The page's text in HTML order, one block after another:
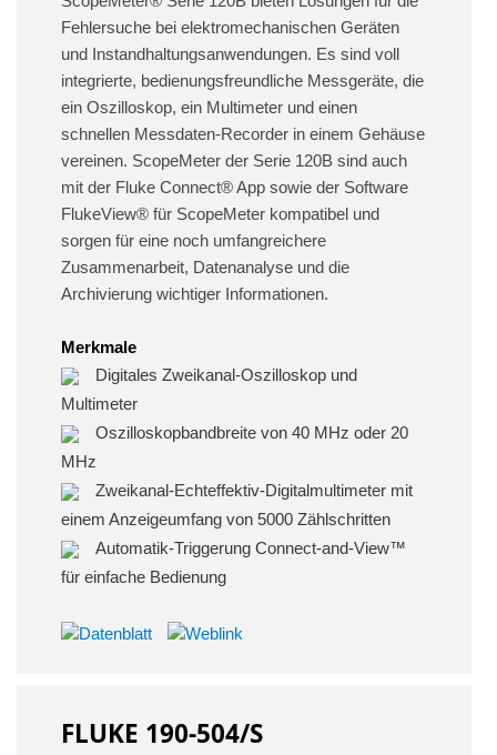
Fehlersuche bei elektromechanischen Geräten
und Instandhaltungsanwendungen. Es sind voll
integrierte, bedienungsfreundliche Messgeräte, die
ein Oszilloskop, ein Multimeter und einen
schnellen Messdaten-Recorder in einem Gehäuse
vereinen. ScopeMeter der Serie 120B sind auch
mit der Fluke Connect® App sowie der Software
FlukeView® für ScopeMeter kompatibel und
sorgen für eine noch umfangreichere
Zusammenarbeit, Datenanalyse und die
Archivierung wichtiger Informationen.
Merkmale
Digitales Zweikanal-Oszilloskop und
Multimeter
Oszilloskopbandbreite von 40 MHz oder 20
MHz
Zweikanal-Echteffektiv-Digitalmultimeter mit
einem Anzeigeumfang von 5000 Zählschritten
Automatik-Triggerung Connect-and-View™
für einfache Bedienung
FLUKE 190-504/S